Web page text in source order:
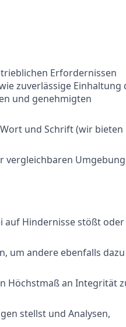
Erfordernissen
zuverlässige Einhaltung
und genehmigten
und Schrift (wir bieten
vergleichbaren Umgebung
auf Hindernisse stößt oder
um andere ebenfalls
Höchstmaß an Integrität
stellst und Analysen,